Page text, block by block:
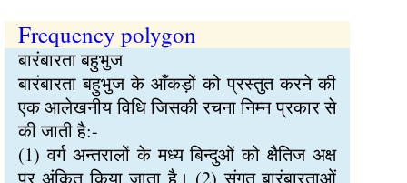
Frequency polygon
बारंबारता बहुभुज
बारंबारता बहुभुज के आँकड़ों को प्रस्तुत करने की
एक आलेखनीय विधि जिसकी रचना निम्न प्रकार से
की जाती है:-
(1) वर्ग अन्तरालों के मध्य बिन्दुओं को क्षैतिज अक्ष
पर अंकित किया जाता है। (2) संगत बारंबारताओं